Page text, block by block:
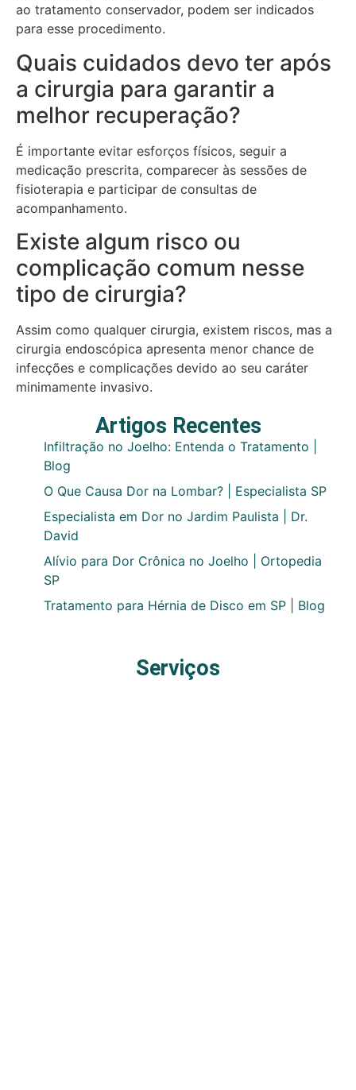
ao tratamento conservador, podem ser indicados
para esse procedimento.
Quais cuidados devo ter após
a cirurgia para garantir a
melhor recuperação?
É importante evitar esforços físicos, seguir a
medicação prescrita, comparecer às sessões de
fisioterapia e participar de consultas de
acompanhamento.
Existe algum risco ou
complicação comum nesse
tipo de cirurgia?
Assim como qualquer cirurgia, existem riscos, mas a
cirurgia endoscópica apresenta menor chance de
infecções e complicações devido ao seu caráter
minimamente invasivo.
Artigos Recentes
Infiltração no Joelho: Entenda o Tratamento |
Blog
O Que Causa Dor na Lombar? | Especialista SP
Especialista em Dor no Jardim Paulista | Dr.
David
Alívio para Dor Crônica no Joelho | Ortopedia
SP
Tratamento para Hérnia de Disco em SP | Blog
Serviços